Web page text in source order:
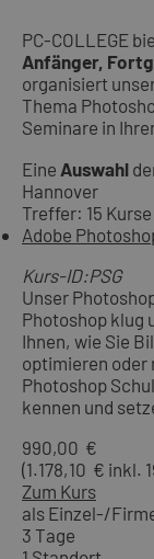
PC-COLLEGE
Anfänger,
organisiert
Thema
Seminare in
Eine Auswahl
Hannover
Treffer: 15 Kurse
Adobe
Kurs-ID:PSG
Unser
Photoshop klug
Ihnen, wie Sie
optimieren oder
Photoshop
kennen und
990,00 €
(1.178,10 € inkl.
Zum Kurs
als Einzel-/
3 Tage